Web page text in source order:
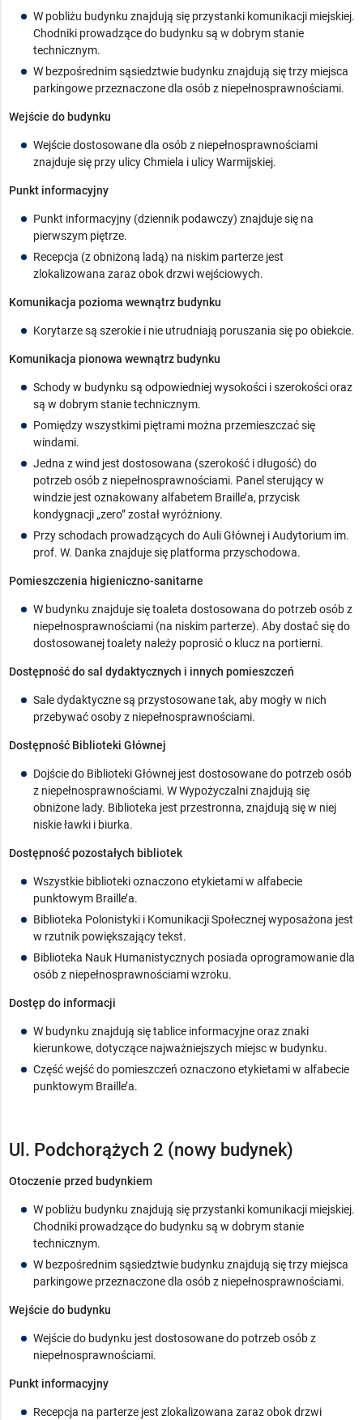
W pobliżu budynku znajdują się przystanki komunikacji miejskiej.
Chodniki prowadzące do budynku są w dobrym stanie
technicznym.
W bezpośrednim sąsiedztwie budynku znajdują się trzy miejsca
parkingowe przeznaczone dla osób z niepełnosprawnościami.
Wejście do budynku
Wejście dostosowane dla osób z niepełnosprawnościami
znajduje się przy ulicy Chmiela i ulicy Warmijskiej.
Punkt informacyjny
Punkt informacyjny (dziennik podawczy) znajduje się na
pierwszym piętrze.
Recepcja (z obniżoną ladą) na niskim parterze jest
zlokalizowana zaraz obok drzwi wejściowych.
Komunikacja pozioma wewnątrz budynku
Korytarze są szerokie i nie utrudniają poruszania się po obiekcie.
Komunikacja pionowa wewnątrz budynku
Schody w budynku są odpowiedniej wysokości i szerokości oraz
są w dobrym stanie technicznym.
Pomiędzy wszystkimi piętrami można przemieszczać się
windami.
Jedna z wind jest dostosowana (szerokość i długość) do
potrzeb osób z niepełnosprawnościami. Panel sterujący w
windzie jest oznakowany alfabetem Braille’a, przycisk
kondygnacji „zero” został wyróżniony.
Przy schodach prowadzących do Auli Głównej i Audytorium im.
prof. W. Danka znajduje się platforma przyschodowa.
Pomieszczenia higieniczno-sanitarne
W budynku znajduje się toaleta dostosowana do potrzeb osób z
niepełnosprawnościami (na niskim parterze). Aby dostać się do
dostosowanej toalety należy poprosić o klucz na portierni.
Dostępność do sal dydaktycznych i innych pomieszczeń
Sale dydaktyczne są przystosowane tak, aby mogły w nich
przebywać osoby z niepełnosprawnościami.
Dostępność Biblioteki Głównej
Dojście do Biblioteki Głównej jest dostosowane do potrzeb osób
z niepełnosprawnościami. W Wypożyczalni znajdują się
obniżone lady. Biblioteka jest przestronna, znajdują się w niej
niskie ławki i biurka.
Dostępność pozostałych bibliotek
Wszystkie biblioteki oznaczono etykietami w alfabecie
punktowym Braille’a.
Biblioteka Polonistyki i Komunikacji Społecznej wyposażona jest
w rzutnik powiększający tekst.
Biblioteka Nauk Humanistycznych posiada oprogramowanie dla
osób z niepełnosprawnościami wzroku.
Dostęp do informacji
W budynku znajdują się tablice informacyjne oraz znaki
kierunkowe, dotyczące najważniejszych miejsc w budynku.
Część wejść do pomieszczeń oznaczono etykietami w alfabecie
punktowym Braille’a.
Ul. Podchorążych 2 (nowy budynek)
Otoczenie przed budynkiem
W pobliżu budynku znajdują się przystanki komunikacji miejskiej.
Chodniki prowadzące do budynku są w dobrym stanie
technicznym.
W bezpośrednim sąsiedztwie budynku znajdują się trzy miejsca
parkingowe przeznaczone dla osób z niepełnosprawnościami.
Wejście do budynku
Wejście do budynku jest dostosowane do potrzeb osób z
niepełnosprawnościami.
Punkt informacyjny
Recepcja na parterze jest zlokalizowana zaraz obok drzwi